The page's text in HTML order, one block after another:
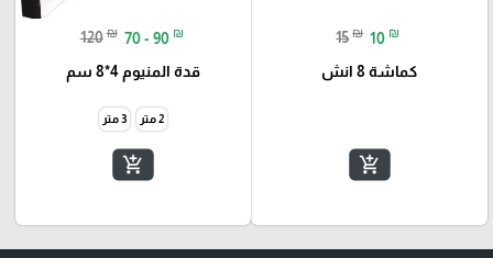
15 ₪ 10 ₪
كماشة 8 انش
add_shopping_cart
120 ₪ 70 - 90 ₪
قدة المنيوم 4*8 سم
2 متر 3 متر
add_shopping_cart